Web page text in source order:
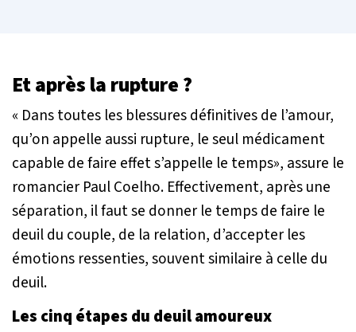
Et après la rupture ?
« Dans toutes les blessures définitives de l’amour,
qu’on appelle aussi rupture, le seul médicament
capable de faire effet s’appelle le temps», assure le
romancier Paul Coelho. Effectivement, après une
séparation, il faut se donner le temps de faire le
deuil du couple, de la relation, d’accepter les
émotions ressenties, souvent similaire à celle du
deuil.
Les cinq étapes du deuil amoureux